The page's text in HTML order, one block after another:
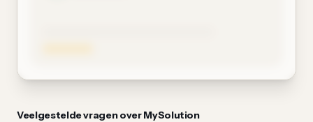
Veelgestelde vragen overMySolution